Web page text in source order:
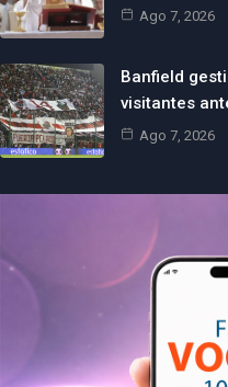
Ago 7, 2026
Banfield
visitantes
Ago 7, 2026